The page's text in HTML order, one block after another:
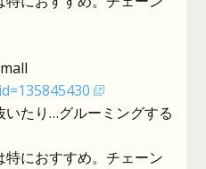
いたり…グルーミングする
におすすめ。チェーン